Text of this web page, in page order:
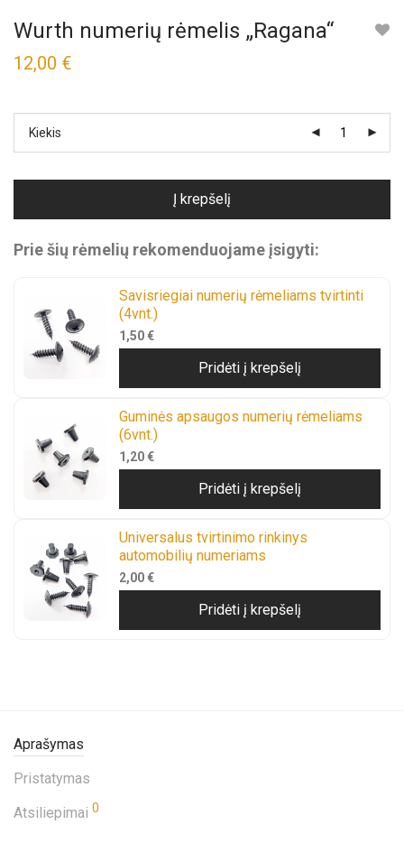
Wurth numerių rėmelis „Ragana“
12,00 €
Kiekis
Į krepšelį
Prie šių rėmelių rekomenduojame įsigyti:
Savisriegiai numerių rėmeliams tvirtinti
(4vnt.)
1,50 €
Pridėti į krepšelį
Guminės apsaugos numerių rėmeliams
(6vnt.)
1,20 €
Pridėti į krepšelį
Universalus tvirtinimo rinkinys
automobilių numeriams
2,00 €
Pridėti į krepšelį
Aprašymas
Pristatymas
Atsiliepimai 0